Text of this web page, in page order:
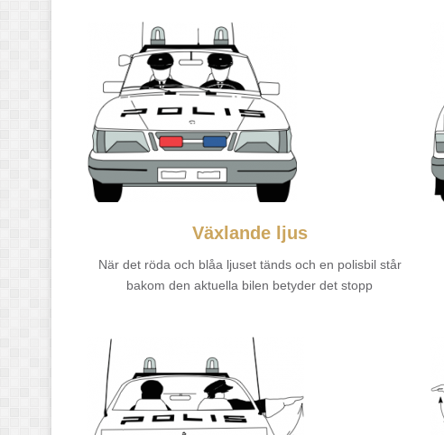
Växlande ljus
När det röda och blåa ljuset tänds och en polisbil står
bakom den aktuella bilen betyder det stopp